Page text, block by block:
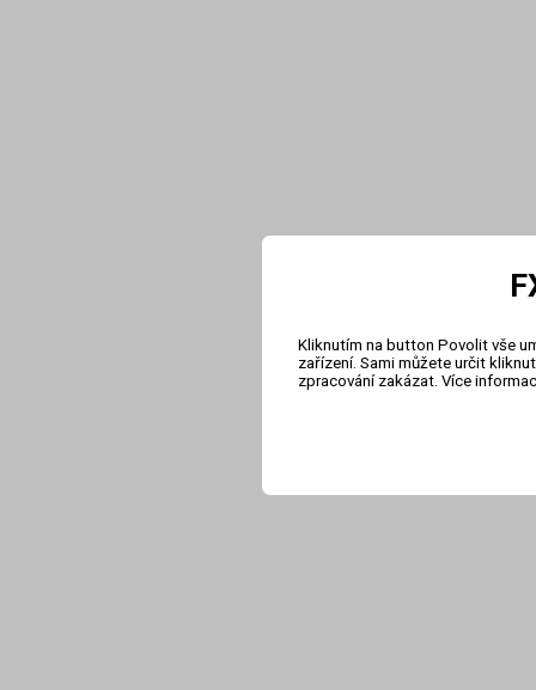
Kliknutím na button Povolit vše
zařízení. Sami můžete určit
zpracování zakázat. Více